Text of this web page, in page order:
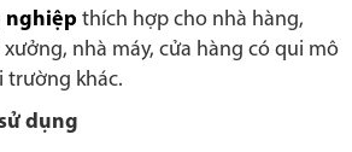
nghiệp thích hợp cho nhà hàng,
xưởng, nhà máy, cửa hàng có qui mô
trường khác.
dụng